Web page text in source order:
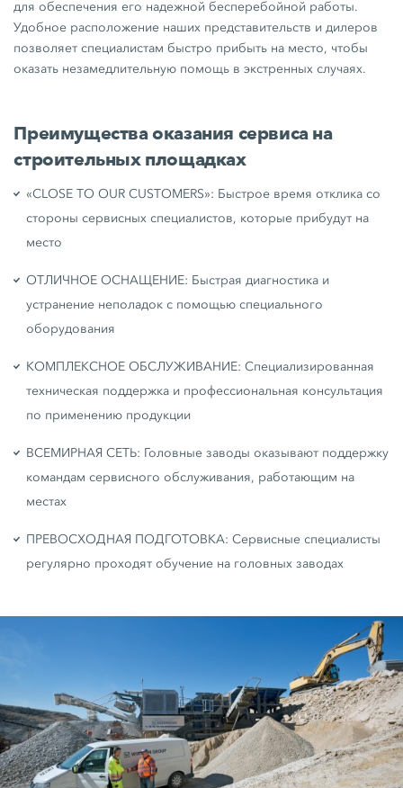
для обеспечения его надежной бесперебойной работы.
Удобное расположение наших представительств и дилеров
позволяет специалистам быстро прибыть на место, чтобы
оказать незамедлительную помощь в экстренных случаях.
Преимущества оказания сервиса на
строительных площадках
«CLOSE TO OUR CUSTOMERS»: Быстрое время отклика со
стороны сервисных специалистов, которые прибудут на
место
ОТЛИЧНОЕ ОСНАЩЕНИЕ: Быстрая диагностика и
устранение неполадок с помощью специального
оборудования
КОМПЛЕКСНОЕ ОБСЛУЖИВАНИЕ: Специализированная
техническая поддержка и профессиональная консультация
по применению продукции
ВСЕМИРНАЯ СЕТЬ: Головные заводы оказывают поддержку
командам сервисного обслуживания, работающим на
местах
ПРЕВОСХОДНАЯ ПОДГОТОВКА: Сервисные специалисты
регулярно проходят обучение на головных заводах